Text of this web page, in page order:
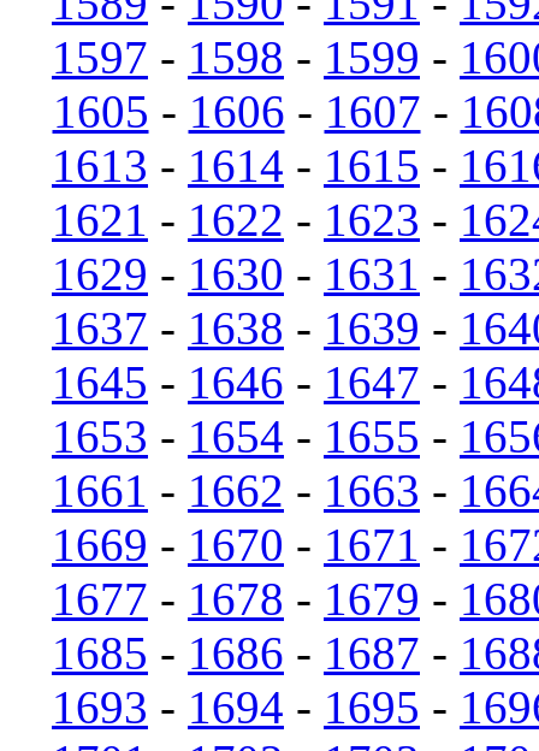
1597 - 1598 - 1599 -
1605 - 1606 - 1607 -
1613 - 1614 - 1615 -
1621 - 1622 - 1623 -
1629 - 1630 - 1631 -
1637 - 1638 - 1639 -
1645 - 1646 - 1647 -
1653 - 1654 - 1655 -
1661 - 1662 - 1663 -
1669 - 1670 - 1671 -
1677 - 1678 - 1679 -
1685 - 1686 - 1687 -
1693 - 1694 - 1695 -